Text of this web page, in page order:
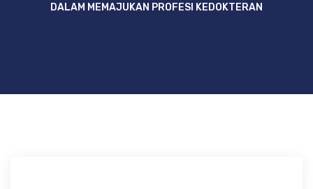
DALAM MEMAJUKAN PROFESI KEDOKTERAN